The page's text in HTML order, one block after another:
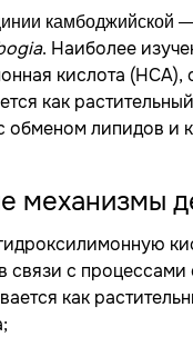
камбоджийской —
. Наиболее
кислота
как
обменом липидов и
механизмы
связи с
как